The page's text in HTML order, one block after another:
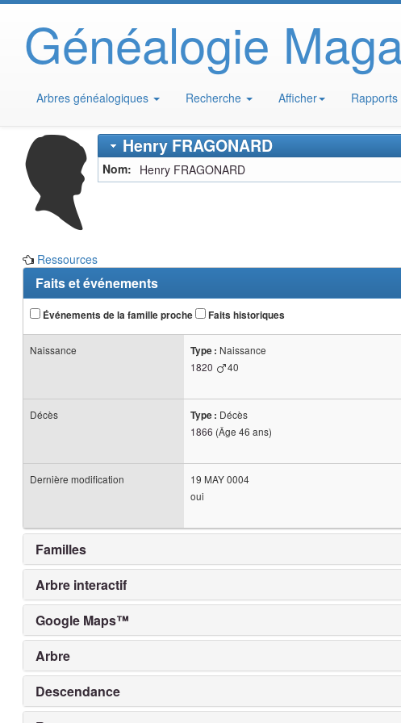
Généalogie
Arbres généalogiques Recherche Afficher Rapports
HenryFRAGONARD
Nom Henry FRAGONARD
Ressources
Faits et événements
Événements de la famille proche Faits historiques
Naissance Type : Naissance
1820
40
Décès Type : Décès
1866 (Âge 46 ans)
Dernière modification
19 MAY 0004
oui
Familles
Arbre interactif
Google Maps™
Arbre
Descendance